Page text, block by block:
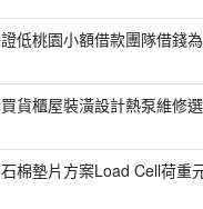
低桃園小額借款團隊借錢
貨櫃屋裝潢設計熱泵維修
棉墊片方案Load Cell荷重